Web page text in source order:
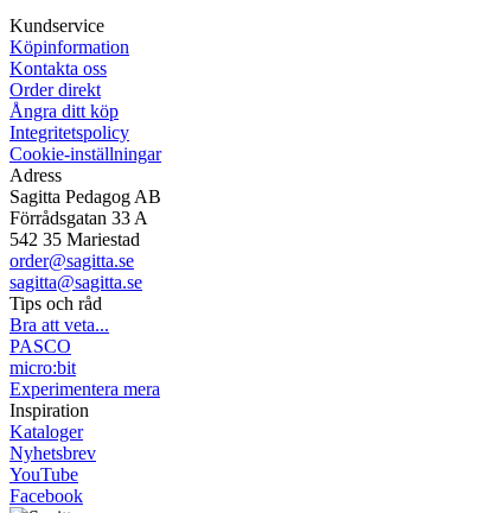
Kundservice
Köpinformation
Kontakta oss
Order direkt
Ångra ditt köp
Integritetspolicy
Cookie-inställningar
Adress
Sagitta Pedagog AB
Förrådsgatan 33 A
542 35 Mariestad
order@sagitta.se
sagitta@sagitta.se
Tips och råd
Bra att veta...
PASCO
micro:bit
Experimentera mera
Inspiration
Kataloger
Nyhetsbrev
YouTube
Facebook